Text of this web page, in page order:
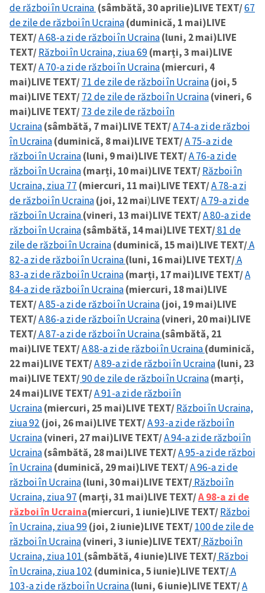
de război în Ucraina (sâmbătă, 30 aprilie)LIVE TEXT/67
de zile de război în Ucraina(duminică, 1 mai)LIVE
TEXT/A 68-a zi de război în Ucraina(luni, 2 mai)LIVE
TEXT/Război în Ucraina, ziua 69(marți, 3 mai)LIVE
TEXT/A 70-a zi de război în Ucraina(miercuri, 4
mai)LIVE TEXT/71 de zile de război în Ucraina(joi, 5
mai)LIVE TEXT/72 de zile de război în Ucraina(vineri, 6
mai)LIVE TEXT/73 de zile de război în
Ucraina(sâmbătă, 7 mai)LIVE TEXT/A 74-a zi de război
în Ucraina(duminică, 8 mai)LIVE TEXT/A 75-a zi de
război în Ucraina(luni, 9 mai)LIVE TEXT/A 76-a zi de
război în Ucraina(marți, 10 mai)LIVE TEXT/Război în
Ucraina, ziua 77 (miercuri, 11 mai)LIVE TEXT/A 78-a zi
de război în Ucraina(joi, 12 mai)LIVE TEXT/A 79-a zi de
război în Ucraina(vineri, 13 mai)LIVE TEXT/A 80-a zi de
război în Ucraina(sâmbătă, 14 mai)LIVE TEXT/81 de
zile de război în Ucraina(duminică, 15 mai)LIVE TEXT/A
82-a zi de război în Ucraina(luni, 16 mai)LIVE TEXT/A
83-a zi de război în Ucraina(marți, 17 mai)LIVE TEXT/A
84-a zi de război în Ucraina(miercuri, 18 mai)LIVE
TEXT/A 85-a zi de război în Ucraina(joi, 19 mai)LIVE
TEXT/A 86-a zi de război în Ucraina(vineri, 20 mai)LIVE
TEXT/A 87-a zi de război în Ucraina(sâmbătă, 21
mai)LIVE TEXT/A 88-a zi de război în Ucraina(duminică,
22 mai)LIVE TEXT/A 89-a zi de război în Ucraina(luni, 23
mai)LIVE TEXT/90 de zile de război în Ucraina(marți,
24 mai)LIVE TEXT/A 91-a zi de război în
Ucraina(miercuri, 25 mai)LIVE TEXT/Război în Ucraina,
ziua 92 (joi, 26 mai)LIVE TEXT/A 93-a zi de război în
Ucraina(vineri, 27 mai)LIVE TEXT/A 94-a zi de război în
Ucraina(sâmbătă, 28 mai)LIVE TEXT/A 95-a zi de război
în Ucraina(duminică, 29 mai)LIVE TEXT/A 96-a zi de
război în Ucraina(luni, 30 mai)LIVE TEXT/Război în
Ucraina, ziua 97 (marți, 31 mai)LIVE TEXT/A 98-a zi de
război în Ucraina(miercuri, 1 iunie)LIVE TEXT/Război
în Ucraina, ziua 99(joi, 2 iunie)LIVE TEXT/100 de zile de
război în Ucraina(vineri, 3 iunie)LIVE TEXT/Război în
Ucraina, ziua 101 (sâmbătă, 4 iunie)LIVE TEXT/Război
în Ucraina, ziua 102 (duminica, 5 iunie)LIVE TEXT/A
103-a zi de război în Ucraina(luni, 6 iunie)LIVE TEXT/A